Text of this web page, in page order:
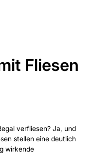
Fliesen
verfliesen? Ja, und
stellen eine deutlich
wirkende